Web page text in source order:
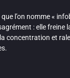
l’on nomme «
: elle freine
concentration et